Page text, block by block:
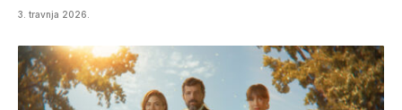
3. travnja 2026.